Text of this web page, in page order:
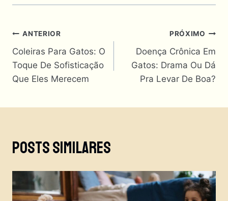
Navegação
De
Post
ANTERIOR
Coleiras Para Gatos: O
Toque De Sofisticação
Que Eles Merecem
PRÓXIMO
Doença Crônica Em
Gatos: Drama Ou Dá
Pra Levar De Boa?
Posts Similares